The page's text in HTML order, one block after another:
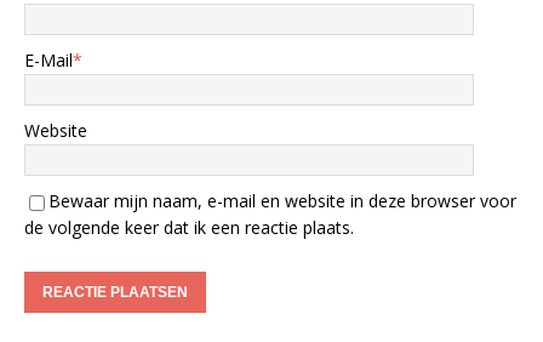
E-Mail*
Website
Bewaar mijn naam, e-mail en website in deze browser voor
de volgende keer dat ik een reactie plaats.